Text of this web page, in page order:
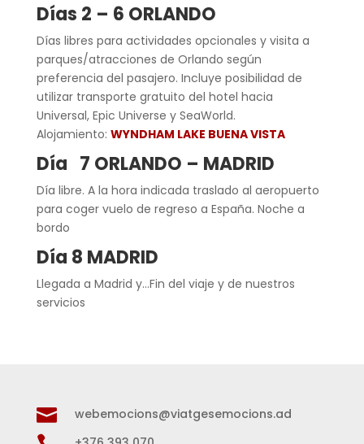
Días 2 – 6 ORLANDO
Días libres para actividades opcionales y visita a
parques/atracciones de Orlando según
preferencia del pasajero. Incluye posibilidad de
utilizar transporte gratuito del hotel hacia
Universal, Epic Universe y SeaWorld.
Alojamiento: WYNDHAM LAKE BUENA VISTA
Día 7 ORLANDO – MADRID
Día libre. A la hora indicada traslado al aeropuerto
para coger vuelo de regreso a España. Noche a
bordo
Día 8 MADRID
Llegada a Madrid y…Fin del viaje y de nuestros
servicios
 webemocions@viatgesemocions.ad